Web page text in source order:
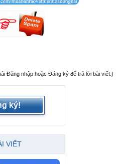
Đăng nhập hoặc Đăng ký để trả lời bài viết.)
ký!
VIẾT